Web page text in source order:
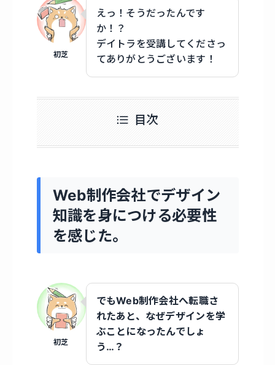
初芝
えっ！そうだったんです
か！？
デイトラを受講してくださっ
てありがとうございます！
目次
Web制作会社でデザイン
知識を身につける必要性
を感じた。
初芝
でもWeb制作会社へ転職さ
れたあと、なぜデザインを学
ぶことになったんでしょ
う…？